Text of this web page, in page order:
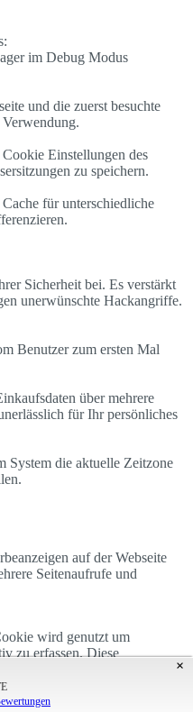
im Debug Modus
und die zuerst besuchte
Einstellungen des
zu speichern.
für unterschiedliche
Sicherheit bei. Es verstärkt
unerwünschte Hackangriffe.
Benutzer zum ersten Mal
über mehrere
für Ihr persönliches
System die aktuelle Zeitzone
auf der Webseite
Seitenaufrufe und
wird genutzt um
zu erfassen. Diese
genutzt um Google
×